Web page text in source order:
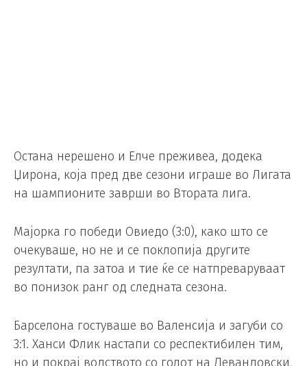
Остана нерешено и Елче преживеа, додека
Џирона, која пред две сезони играше во Лигата
на шампионите заврши во Втората лига.
Мајорка го победи Овиедо (3:0), како што се
очекуваше, но не и се поклопија другите
резултати, па затоа и тие ќе се натпреваруваат
во понизок ранг од следната сезона.
Барселона гостуваше во Валенсија и загуби со
3:1. Ханси Флик настапи со респектибилен тим,
но и покрај водството со голот на Левандовски,